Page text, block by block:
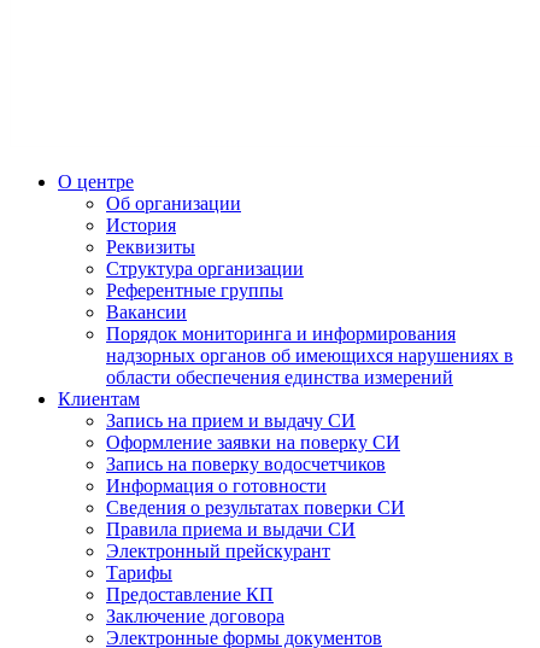
О центре
Об организации
История
Реквизиты
Структура организации
Референтные группы
Вакансии
Порядок мониторинга и информирования
надзорных органов об имеющихся нарушениях в
области обеспечения единства измерений
Клиентам
Запись на прием и выдачу СИ
Оформление заявки на поверку СИ
Запись на поверку водосчетчиков
Информация о готовности
Сведения о результатах поверки СИ
Правила приема и выдачи СИ
Электронный прейскурант
Тарифы
Предоставление КП
Заключение договора
Электронные формы документов